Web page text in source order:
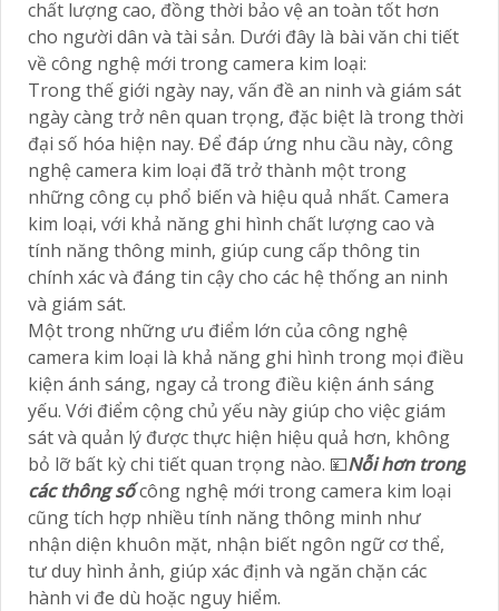
chất lượng cao, đồng thời bảo vệ an toàn tốt hơn
cho người dân và tài sản. Dưới đây là bài văn chi tiết
về công nghệ mới trong camera kim loại:
Trong thế giới ngày nay, vấn đề an ninh và giám sát
ngày càng trở nên quan trọng, đặc biệt là trong thời
đại số hóa hiện nay. Để đáp ứng nhu cầu này, công
nghệ camera kim loại đã trở thành một trong
những công cụ phổ biến và hiệu quả nhất. Camera
kim loại, với khả năng ghi hình chất lượng cao và
tính năng thông minh, giúp cung cấp thông tin
chính xác và đáng tin cậy cho các hệ thống an ninh
và giám sát.
Một trong những ưu điểm lớn của công nghệ
camera kim loại là khả năng ghi hình trong mọi điều
kiện ánh sáng, ngay cả trong điều kiện ánh sáng
yếu. Với điểm cộng chủ yếu này giúp cho việc giám
sát và quản lý được thực hiện hiệu quả hơn, không
bỏ lỡ bất kỳ chi tiết quan trọng nào. 💴Nỗi hơn trong
các thông sốcông nghệ mới trong camera kim loại
cũng tích hợp nhiều tính năng thông minh như
nhận diện khuôn mặt, nhận biết ngôn ngữ cơ thể,
tư duy hình ảnh, giúp xác định và ngăn chặn các
hành vi đe dù hoặc nguy hiểm.